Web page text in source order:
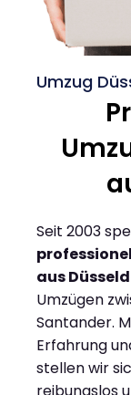
Umzug
Seit 2003
aus
Umzügen
Santander.
Erfahrung
stellen wir